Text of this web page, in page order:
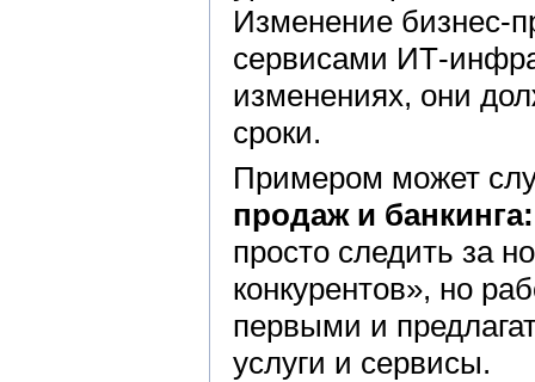
Изменение бизнес-
сервисами ИТ-
изменениях, они
сроки.
Примером может
продаж и банкинга:
просто следить за
конкурентов», но
первыми и
услуги и сервисы.